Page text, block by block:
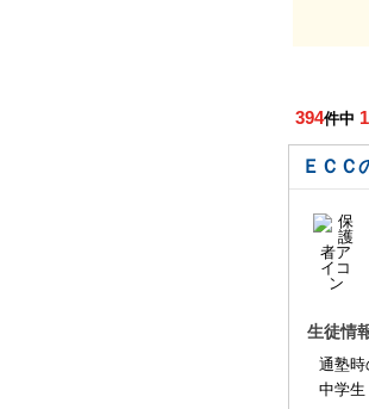
394件中 1
ＥＣＣ
生徒情
通塾時
中学生